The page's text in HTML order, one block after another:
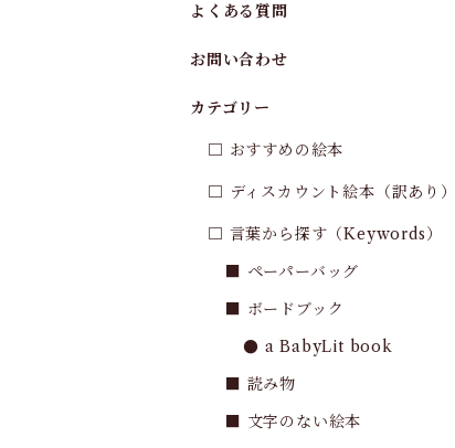
よくある質問
お問い合わせ
カテゴリー
□ おすすめの絵本
□ ディスカウント絵本（訳あり）
□ 言葉から探す（Keywords）
■ ペーパーバッグ
■ ボードブック
● a BabyLit book
■ 読み物
■ 文字のない絵本